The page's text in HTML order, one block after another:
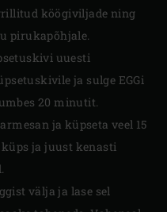
köögiviljade ning
pirukapõhjale.
uuesti
ja sulge EGGi
20 minutit.
ja küpseta veel 15
ja juust kenasti
välja ja lase sel